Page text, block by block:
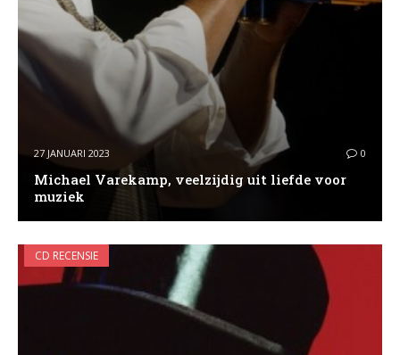
27 JANUARI 2023 0
Michael Varekamp, veelzijdig uit liefde voor
muziek
CD RECENSIE